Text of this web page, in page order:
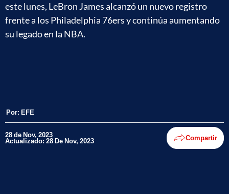
este lunes, LeBron James alcanzó un nuevo registro
frente a los Philadelphia 76ers y continúa aumentando
su legado en la NBA.
Por: EFE
28 de Nov, 2023
Actualizado: 28 De Nov, 2023 Compartir